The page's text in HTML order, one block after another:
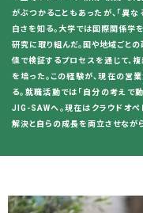
がぶつかることもあったが、「異
白さを知る。大学では国際関係
研究に取り組んだ。国や地域ごと
値で検証するプロセスを通じて、
を培った。この経験が、現在の営
る。就職活動では「自分の考えで
JIG-SAWへ。現在はクラウドオペ
解決と自らの成長を両立させなが